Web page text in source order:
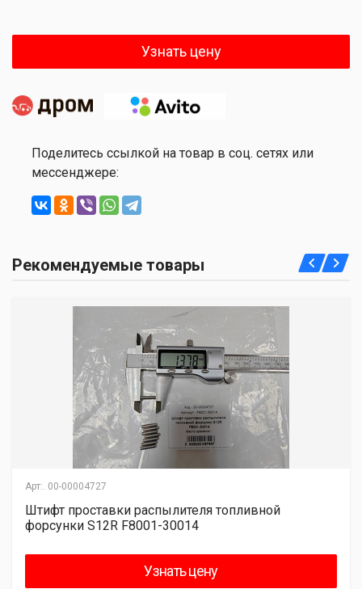
Узнать цену
Поделитесь ссылкой на товар в соц. сетях или
мессенджере:
Рекомендуемые товары
Арт:. 00-00004727
Штифт проставки распылителя топливной
форсунки S12R F8001-30014
Узнать цену